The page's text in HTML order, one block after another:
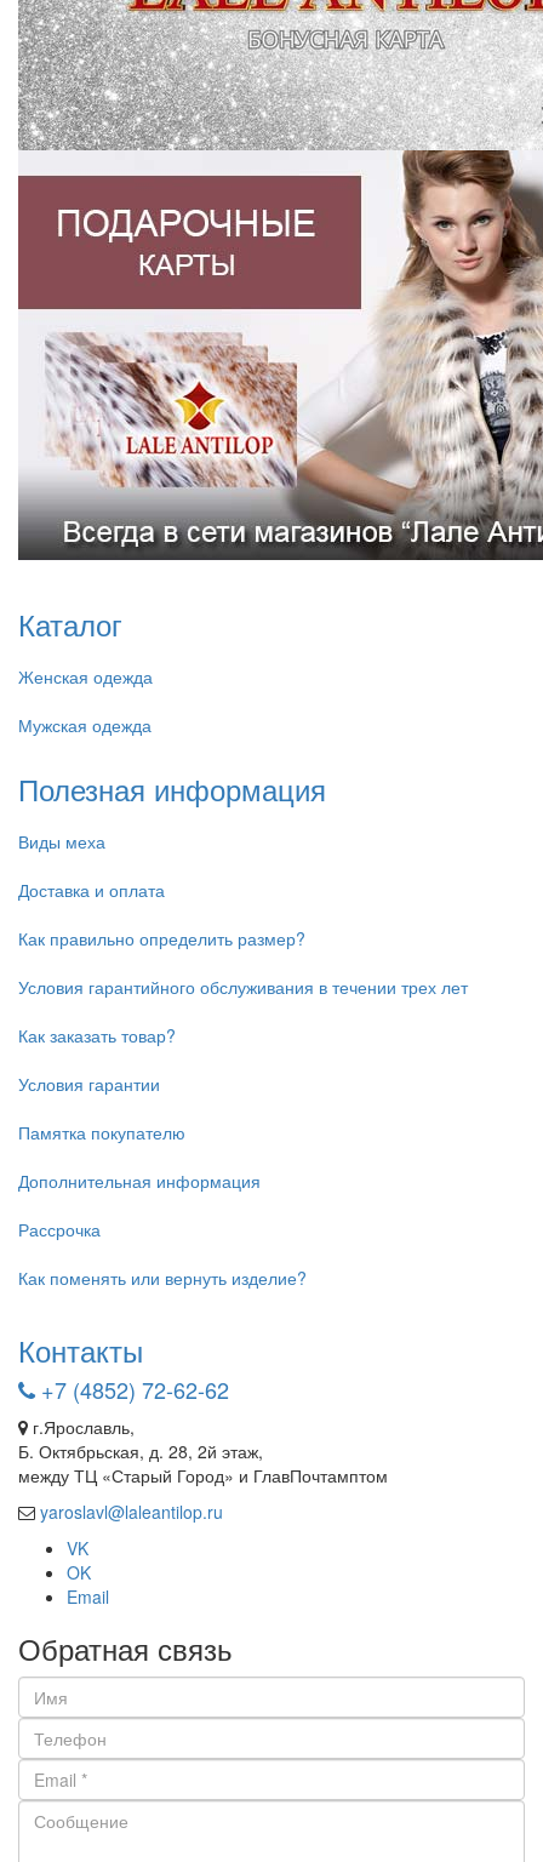
Каталог
Женская одежда
Мужская одежда
Полезная информация
Виды меха
Доставка и оплата
Как правильно определить размер?
Условия гарантийного обслуживания в течении трех лет
Как заказать товар?
Условия гарантии
Памятка покупателю
Дополнительная информация
Рассрочка
Как поменять или вернуть изделие?
Контакты
+7 (4852) 72-62-62
г.Ярославль,
Б. Октябрьская, д. 28, 2й этаж,
между ТЦ «Старый Город» и ГлавПочтамптом
yaroslavl@laleantilop.ru
VK
OK
Email
Обратная связь